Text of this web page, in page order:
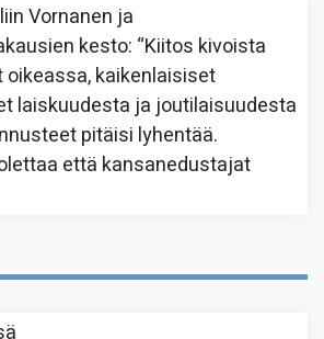
Vornanen ja
kesto: “Kiitos kivoista
oikeassa, kaikenlaisiset
laiskuudesta ja joutilaisuudesta
pitäisi lyhentää.
että kansanedustajat